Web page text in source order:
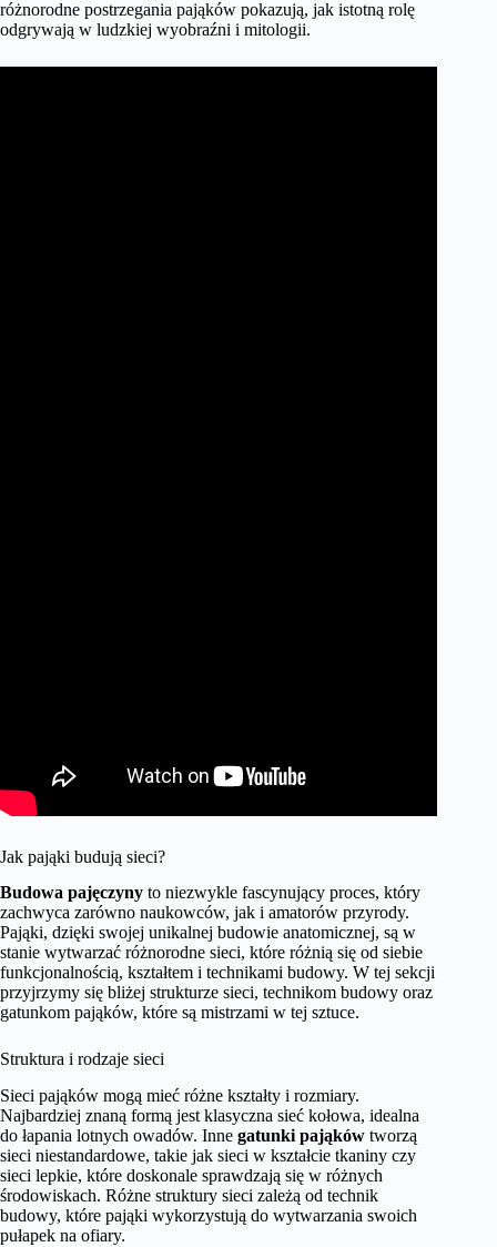
różnorodne postrzegania pająków pokazują, jak istotną rolę
odgrywają w ludzkiej wyobraźni i mitologii.
Jak pająki budują sieci?
Budowa pajęczyny to niezwykle fascynujący proces, który
zachwyca zarówno naukowców, jak i amatorów przyrody.
Pająki, dzięki swojej unikalnej budowie anatomicznej, są w
stanie wytwarzać różnorodne sieci, które różnią się od siebie
funkcjonalnością, kształtem i technikami budowy. W tej sekcji
przyjrzymy się bliżej strukturze sieci, technikom budowy oraz
gatunkom pająków, które są mistrzami w tej sztuce.
Struktura i rodzaje sieci
Sieci pająków mogą mieć różne kształty i rozmiary.
Najbardziej znaną formą jest klasyczna sieć kołowa, idealna
do łapania lotnych owadów. Inne gatunki pająków tworzą
sieci niestandardowe, takie jak sieci w kształcie tkaniny czy
sieci lepkie, które doskonale sprawdzają się w różnych
środowiskach. Różne struktury sieci zależą od technik
budowy, które pająki wykorzystują do wytwarzania swoich
pułapek na ofiary.